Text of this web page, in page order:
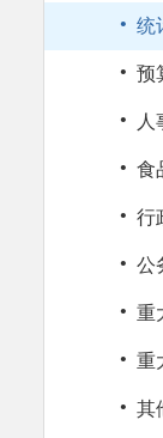
· 统
· 预
· 人
· 食
· 行
· 公
· 重
· 重
· 其